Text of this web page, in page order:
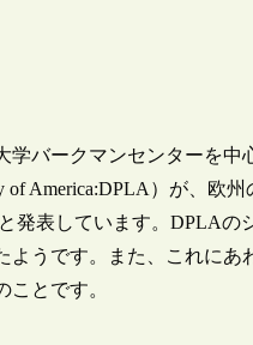
学バークマンセンターを
America:DPLA）が、欧
発表しています。DPLA
うです。また、これに
とです。